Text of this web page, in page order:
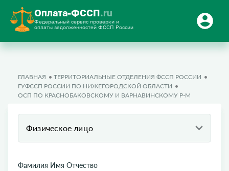
Оплата-ФССП.ru
Федеральный сервис проверки и
оплаты задолженностей ФССП России
ГЛАВНАЯ
ТЕРРИТОРИАЛЬНЫЕ ОТДЕЛЕНИЯ ФССП РОССИИ
ГУФССП РОССИИ ПО НИЖЕГОРОДСКОЙ ОБЛАСТИ
ОСП ПО КРАСНОБАКОВСКОМУ И ВАРНАВИНСКОМУ Р-М
Физическое лицо
Фамилия Имя Отчество